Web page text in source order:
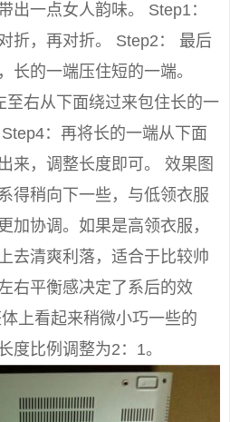
出一点女人韵味。 Step1：
折，再对折。 Step2： 最后
长的一端压住短的一端。
至右从下面绕过来包住长的一
：再将长的一端从下面
来，调整长度即可。 效果图
得稍向下一些，与低领衣服
加协调。如果是高领衣服，
去清爽利落，适合于比较帅
右平衡感决定了系后的效
上看起来稍微小巧一些的
度比例调整为2：1。